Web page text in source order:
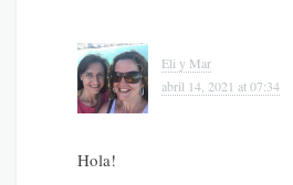
Eli y Mar
abril 14, 2021 at 07:34
Hola!